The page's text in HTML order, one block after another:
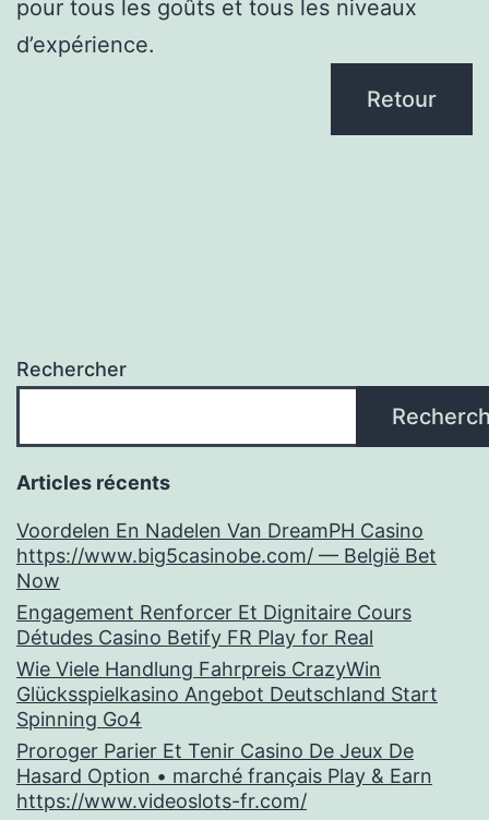
pour tous les goûts et tous les niveaux
d’expérience.
Retour
Rechercher
Articles récents
Voordelen En Nadelen Van DreamPH Casino
https://www.big5casinobe.com/ — België Bet
Now
Engagement Renforcer Et Dignitaire Cours
Détudes Casino Betify FR Play for Real
Wie Viele Handlung Fahrpreis CrazyWin
Glücksspielkasino Angebot Deutschland Start
Spinning Go4
Proroger Parier Et Tenir Casino De Jeux De
Hasard Option • marché français Play & Earn
https://www.videoslots-fr.com/